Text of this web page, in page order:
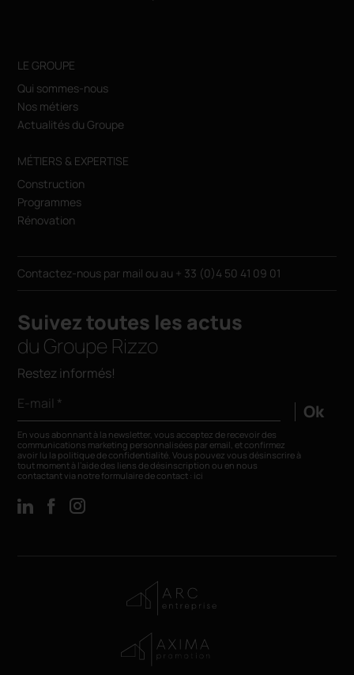
LE GROUPE
Qui sommes-nous
Nos métiers
Actualités du Groupe
MÉTIERS & EXPERTISE
Construction
Programmes
Rénovation
Contactez-nous par mail ou au + 33 (0)4 50 41 09 01
Suivez toutes les actus
du Groupe Rizzo
Restez informés!
E-mail *
Ok
En vous abonnant à la newsletter, vous acceptez de recevoir des
communications marketing personnalisées par email, et confirmez
avoir lu la politique de confidentialité. Vous pouvez vous désinscrire à
tout moment à l’aide des liens de désinscription ou en nous
contactant via notre formulaire de contact : ici